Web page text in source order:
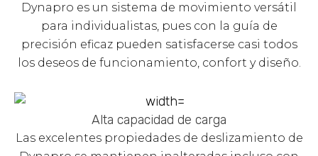
Dynapro es un sistema de movimiento versátil
para individualistas, pues con la guía de
precisión eficaz pueden satisfacerse casi todos
los deseos de funcionamiento, confort y diseño.
Alta capacidad de carga
Las excelentes propiedades de deslizamiento de